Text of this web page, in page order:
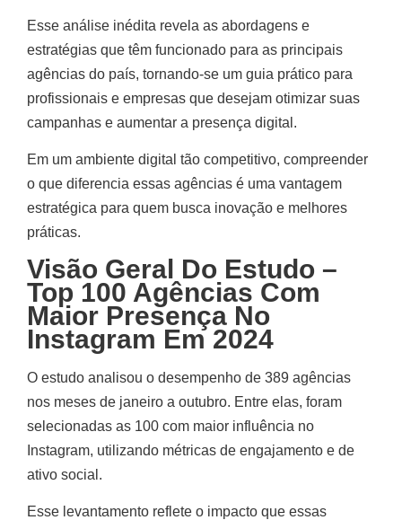
Esse análise inédita revela as abordagens e
estratégias que têm funcionado para as principais
agências do país, tornando-se um guia prático para
profissionais e empresas que desejam otimizar suas
campanhas e aumentar a presença digital.
Em um ambiente digital tão competitivo, compreender
o que diferencia essas agências é uma vantagem
estratégica para quem busca inovação e melhores
práticas.
Visão Geral Do Estudo –
Top 100 Agências Com
Maior Presença No
Instagram Em 2024
O estudo analisou o desempenho de 389 agências
nos meses de janeiro a outubro. Entre elas, foram
selecionadas as 100 com maior influência no
Instagram, utilizando métricas de engajamento e de
ativo social.
Esse levantamento reflete o impacto que essas